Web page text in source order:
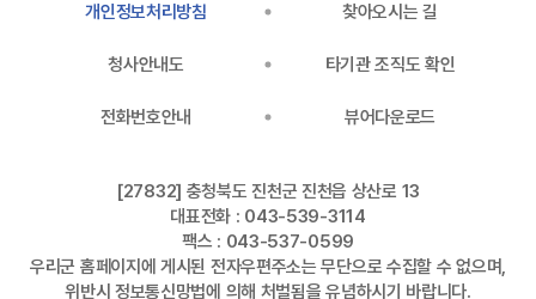
개인정보처리방침 찾아오시는 길
청사안내도 타기관 조직도 확인
전화번호안내 뷰어다운로드
[27832] 충청북도 진천군 진천읍 상산로 13
대표전화 : 043-539-3114
팩스 : 043-537-0599
우리군 홈페이지에 게시된 전자우편주소는 무단으로 수집할 수 없으며,
위반시 정보통신망법에 의해 처벌됨을 유념하시기 바랍니다.